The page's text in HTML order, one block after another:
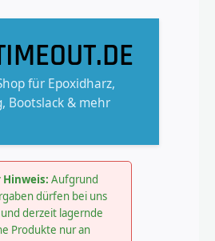
für Epoxidharz,
Bootslack & mehr
Aufgrund
dürfen bei uns
derzeit lagernde
Produkte nur an